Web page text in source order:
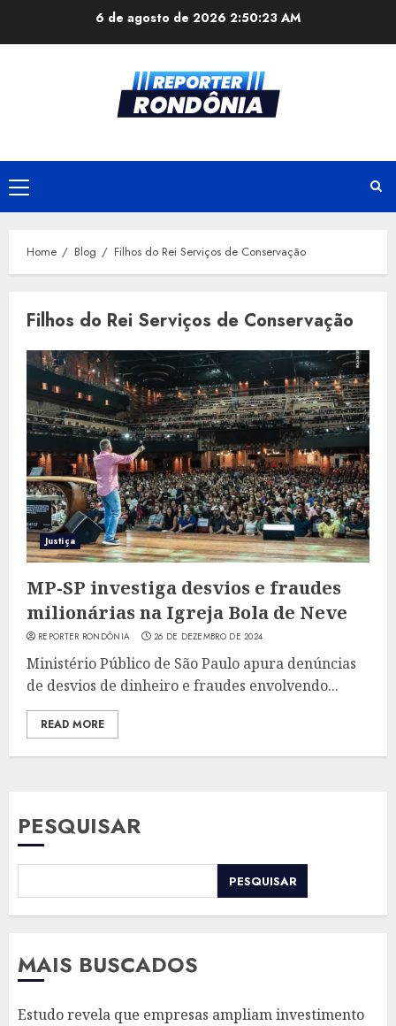
6 de agosto de 2026 2:50:23 AM
Primary
Menu
Home Blog Filhos do Rei Serviços de Conservação
Filhos do Rei Serviços de Conservação
Justiça
MP-SP investiga desvios e fraudes
milionárias na Igreja Bola de Neve
REPORTER RONDÔNIA 26 DE DEZEMBRO DE 2024
Ministério Público de São Paulo apura denúncias
de desvios de dinheiro e fraudes envolvendo...
READ MORE
PESQUISAR
PESQUISAR
MAIS BUSCADOS
Estudo revela que empresas ampliam investimento